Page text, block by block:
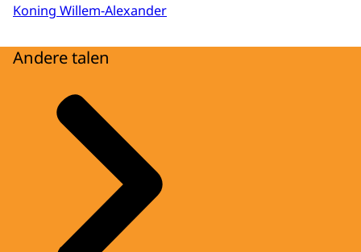
Koning Willem-Alexander
Andere talen